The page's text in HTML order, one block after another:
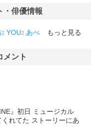
大統領暗殺1 パラサイト
サイコだけど大丈夫1 怪物
・俳優情報
もっと見る
2 YOU2 あべこうじ 1 カン・
メント
』初日 ミュージカル
くれてた ストーリーにあ